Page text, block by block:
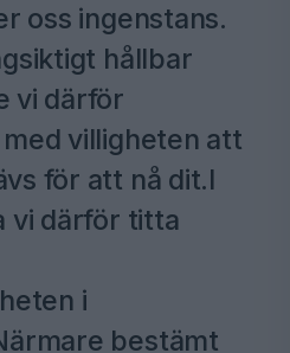
oss ingenstans.
hållbar
vi därför
villigheten att
för att nå dit.I
vi därför titta
i
bestämt